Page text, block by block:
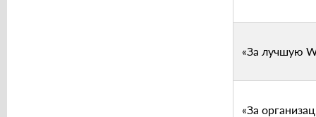
«За лучшую
«За